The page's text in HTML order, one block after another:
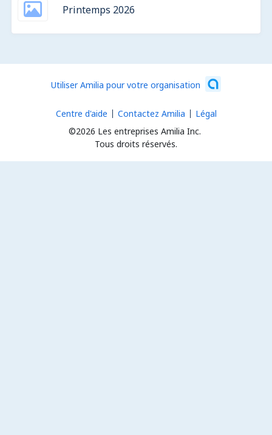
Printemps 2026
Utiliser Amilia pour votre organisation
©2026 Les entreprises Amilia Inc.
Tous droits réservés.
Centre d'aide Contactez Amilia Légal